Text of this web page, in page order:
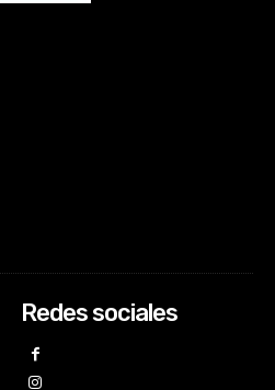
Redes sociales